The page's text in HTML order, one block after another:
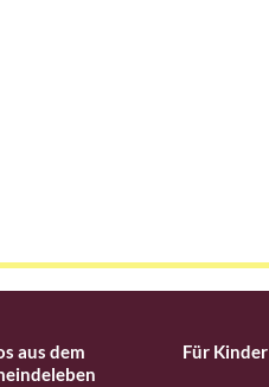
aus dem
Für Kinder